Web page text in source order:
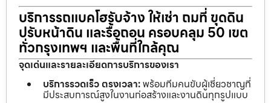
บริการรถแบคโฮรับจ้าง ให้เช่า ถมที่ ขุดดิน
ปรับหน้าดิน และรื้อถอน ครอบคลุม 50 เขต
ทั่วกรุงเทพฯ และพื้นที่ใกล้คุณ
จุดเด่นและรายละเอียดการบริการของเรา
บริการรวดเร็ว ตรงเวลา:พร้อมทีมคนขับผู้เชี่ยวชาญที่
มีประสบการณ์สูงในงานก่อสร้างและงานดินทุกรูปแบบ